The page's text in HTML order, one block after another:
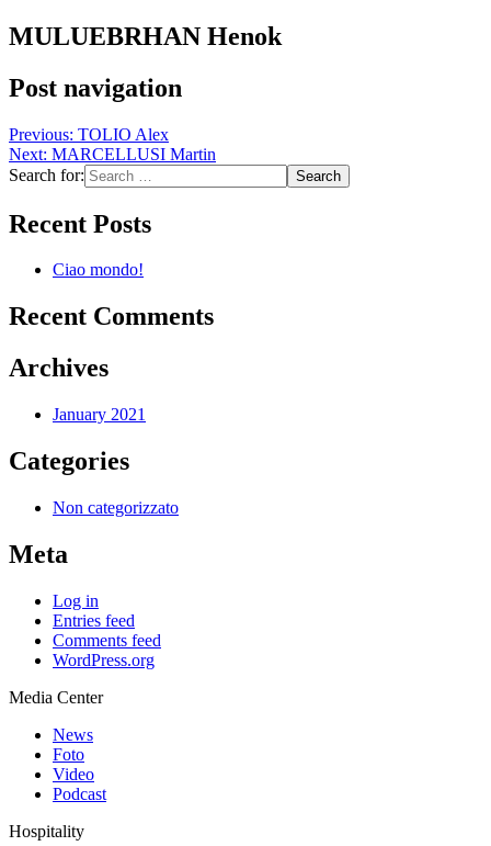
MULUEBRHAN Henok
Post navigation
Previous: TOLIO Alex
Next: MARCELLUSI Martin
Search for:
Recent Posts
Ciao mondo!
Recent Comments
Archives
January 2021
Categories
Non categorizzato
Meta
Log in
Entries feed
Comments feed
WordPress.org
Media Center
News
Foto
Video
Podcast
Hospitality